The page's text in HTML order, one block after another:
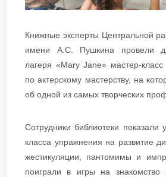
Книжные эксперты Центральной
имени А.С. Пушкина провели
лагеря «Mary Jane» мастер-
по актерскому мастерству, на
об одной из самых творческих
Сотрудники библиотеки показали
класса упражнения на развитие
жестикуляции, пантомимы и
поиграли в игры на